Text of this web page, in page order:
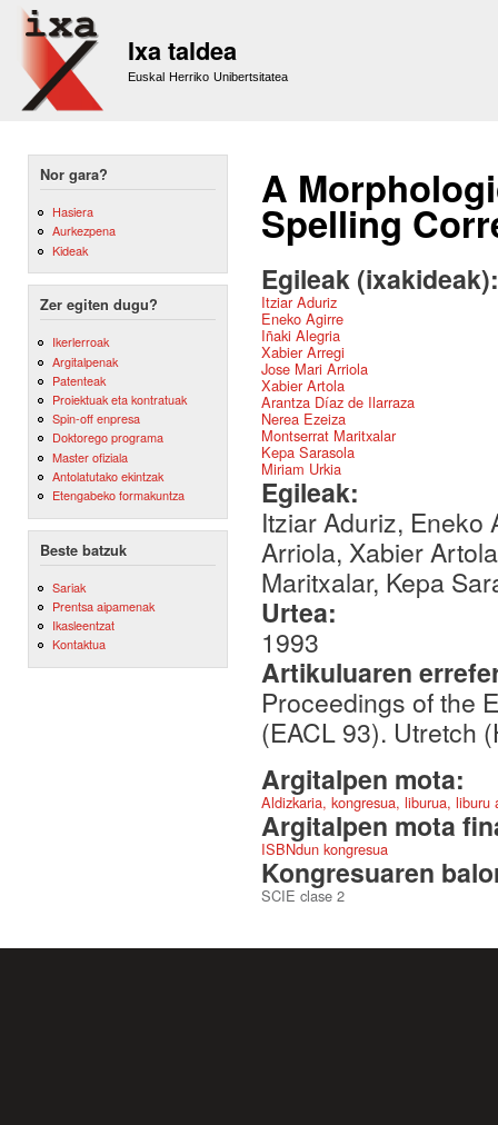
Ixa taldea
Euskal Herriko Unibertsitatea
Nor gara?
Hasiera
Aurkezpena
Kideak
Zer egiten dugu?
Ikerlerroak
Argitalpenak
Patenteak
Proiektuak eta kontratuak
Spin-off enpresa
Doktorego programa
Master ofiziala
Antolatutako ekintzak
Etengabeko formakuntza
Beste batzuk
Sariak
Prentsa aipamenak
Ikasleentzat
Kontaktua
A
Spelling
Egileak
Itziar Aduriz
Eneko Agirre
Iñaki Alegria
Xabier Arregi
Jose Mari Arriola
Xabier Artola
Arantza Díaz de Ilarraza
Nerea Ezeiza
Montserrat Maritxalar
Kepa Sarasola
Miriam Urkia
Egileak:
Itziar Aduriz, Eneko
Arriola, Xabier
Maritxalar, Kepa
Urtea:
1993
Artikuluaren
Proceedings of the
(EACL 93). Utretch
Argitalpen mota:
Aldizkaria, kongresua, liburua,
Argitalpen mota
ISBNdun kongresua
Kongresuaren
SCIE clase 2